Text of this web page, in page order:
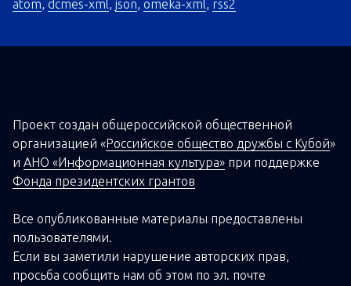
atom, dcmes-xml, json, omeka-xml, rss2
Проект создан общероссийской общественной
организацией «Российское общество дружбы с Кубой»
и АНО «Информационная культура» при поддержке
Фонда президентских грантов
Все опубликованные материалы предоставлены
пользователями.
Если вы заметили нарушение авторских прав,
просьба сообщить нам об этом по эл. почте